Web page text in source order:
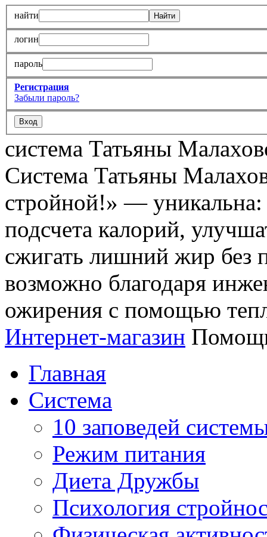
найти
логин
пароль
Регистрация
Забыли пароль?
система Татьяны
Система Татьяны
стройной!» — уникальна:
подсчета калорий,
сжигать лишний жир без
возможно благодаря
ожирения с помощью
Интернет-магазин
Главная
Система
10 заповедей
Режим питания
Диета Дружбы
Психология